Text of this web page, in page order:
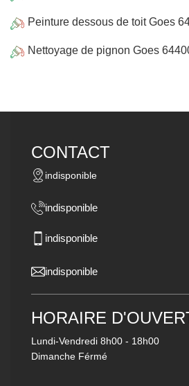
Peinture dessous de toit Goes
Nettoyage de pignon Goes
CONTACT
indisponible
indisponible
indisponible
indisponible
HORAIRE
Lundi-Vendredi 8h00 - 18h00
Dimanche Férmé